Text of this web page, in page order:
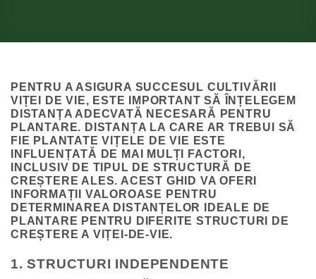
PENTRU A ASIGURA SUCCESUL CULTIVĂRII
VIȚEI DE VIE, ESTE IMPORTANT SĂ ÎNȚELEGEM
DISTANȚA ADECVATĂ NECESARĂ PENTRU
PLANTARE. DISTANȚA LA CARE AR TREBUI SĂ
FIE PLANTATE VIȚELE DE VIE ESTE
INFLUENȚATĂ DE MAI MULȚI FACTORI,
INCLUSIV DE TIPUL DE STRUCTURĂ DE
CREȘTERE ALES. ACEST GHID VA OFERI
INFORMAȚII VALOROASE PENTRU
DETERMINAREA DISTANȚELOR IDEALE DE
PLANTARE PENTRU DIFERITE STRUCTURI DE
CREȘTERE A VIȚEI-DE-VIE.
1. STRUCTURI INDEPENDENTE